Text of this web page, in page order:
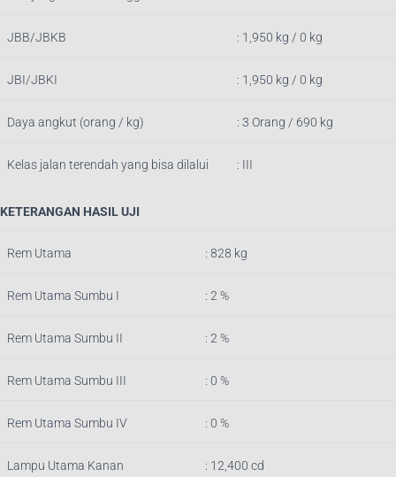
JBB/JBKB : 1,950 kg / 0 kg
JBI/JBKI : 1,950 kg / 0 kg
Daya angkut (orang / kg) : 3 Orang / 690 kg
Kelas jalan terendah yang bisa dilalui : III
KETERANGAN HASIL UJI
Rem Utama : 828 kg
Rem Utama Sumbu I : 2 %
Rem Utama Sumbu II : 2 %
Rem Utama Sumbu III : 0 %
Rem Utama Sumbu IV : 0 %
Lampu Utama Kanan : 12,400 cd